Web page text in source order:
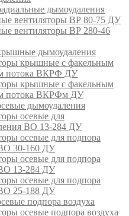
дымоудаления
вентиляторы ВР 80-75 ДУ
вентиляторы ВР 280-46
дымоудаления
крышные с факельным
потока ВКРФ ДУ
крышные с факельным
потока ВКРФм ДУ
дымоудаления
осевые для
ВО 13-284 ДУ
осевые для подпора
30-160 ДУ
осевые для подпора
13-284 ДУ
осевые для подпора
25-188 ДУ
подпора воздуха
осевые подпора воздуха